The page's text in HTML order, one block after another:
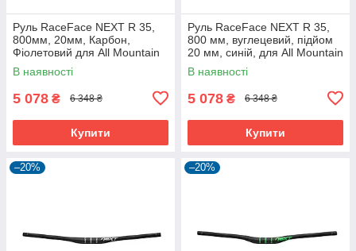
Руль RaceFace NEXT R 35,
800мм, 20мм, Карбон,
Фіолетовий для All Mountain
В наявності
5 078 ₴ 6 348 ₴
Купити
Руль RaceFace NEXT R 35,
800 мм, вуглецевий, підйом
20 мм, синій, для All Mountain
та E-Bike
В наявності
5 078 ₴ 6 348 ₴
Купити
–20% –20%